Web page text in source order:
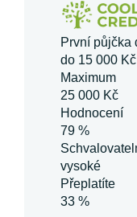
První půjčka
do 15 000 Kč
Maximum
25 000 Kč
Hodnocení
79 %
vysoké
Přeplatíte
33 %